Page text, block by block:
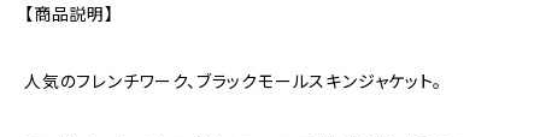
【商品説明】
人気のフレンチワーク、ブラックモールスキンジャケット。